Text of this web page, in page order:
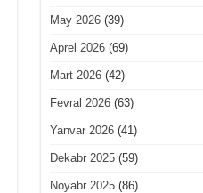
May 2026(39)
Aprel 2026(69)
Mart 2026(42)
Fevral 2026(63)
Yanvar 2026(41)
Dekabr 2025(59)
Noyabr 2025(86)